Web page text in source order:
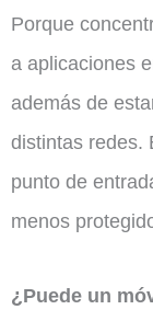
Porque
a aplicaciones
además de
distintas redes.
punto de
menos
¿Puede un